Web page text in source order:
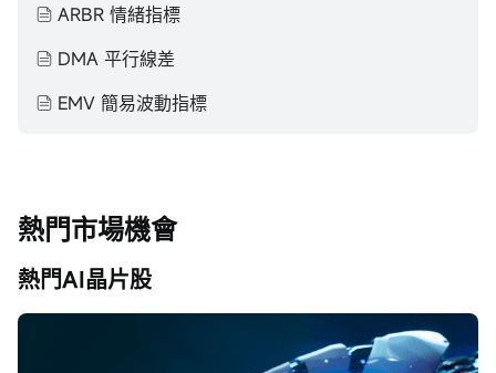
ARBR 情緒指標
DMA 平行線差
EMV 簡易波動指標
熱門市場機會
熱門AI晶片股